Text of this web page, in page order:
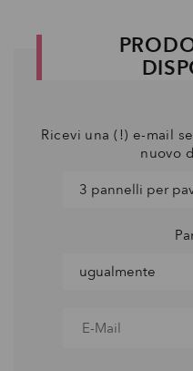
Ricevi una (!) e-mail
nuovo